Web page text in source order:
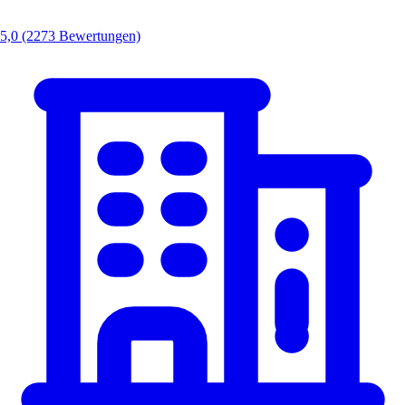
5,0 (2273 Bewertungen)